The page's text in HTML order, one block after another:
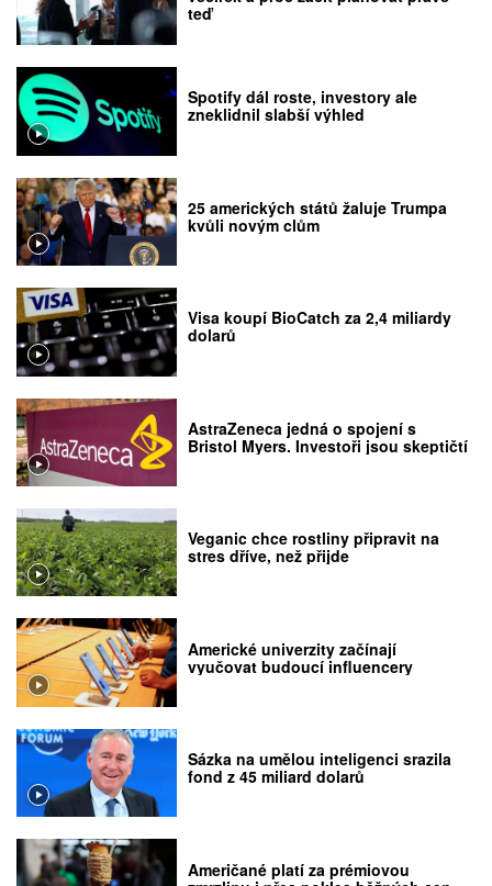
teď
Spotify dál roste, investory ale
zneklidnil slabší výhled
25 amerických států žaluje Trumpa
kvůli novým clům
Visa koupí BioCatch za 2,4 miliardy
dolarů
AstraZeneca jedná o spojení s
Bristol Myers. Investoři jsou skeptičtí
Veganic chce rostliny připravit na
stres dříve, než přijde
Americké univerzity začínají
vyučovat budoucí influencery
Sázka na umělou inteligenci srazila
fond z 45 miliard dolarů
Američané platí za prémiovou